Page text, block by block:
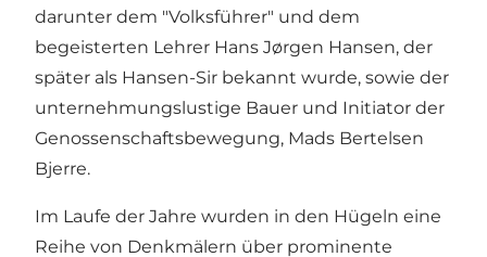
darunter dem "Volksführer" und dem
begeisterten Lehrer Hans Jørgen Hansen, der
später als Hansen-Sir bekannt wurde, sowie der
unternehmungslustige Bauer und Initiator der
Genossenschaftsbewegung, Mads Bertelsen
Bjerre.
Im Laufe der Jahre wurden in den Hügeln eine
Reihe von Denkmälern über prominente